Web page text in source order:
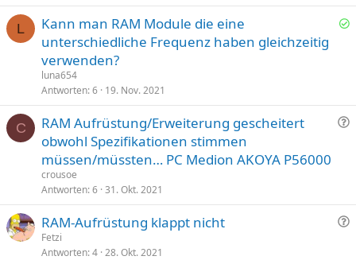
g
e
L
t
Kann man RAM Module die eine
unterschiedliche Frequenz haben gleichzeitig
verwenden?
luna654
Antworten 6 19. Nov. 2021
C
F
RAM Aufrüstung/Erweiterung gescheitert
obwohl Spezifikationen stimmen
müssen/müssten… PC Medion AKOYA P56000
crousoe
Antworten 6 31. Okt. 2021
F
RAM-Aufrüstung klappt nicht
Fetzi
Antworten 4 28. Okt. 2021